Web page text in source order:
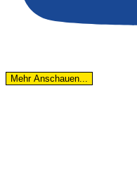
Mehr Anschauen...